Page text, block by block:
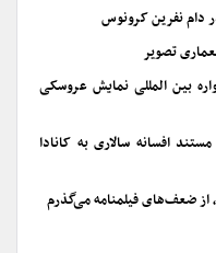
دام نفرین کرونوس
تصویر
بین المللی نمایش عروسکی
افسانه سالاری به کانادا
از ضعف‌های فیلمنامه می‌گذرم